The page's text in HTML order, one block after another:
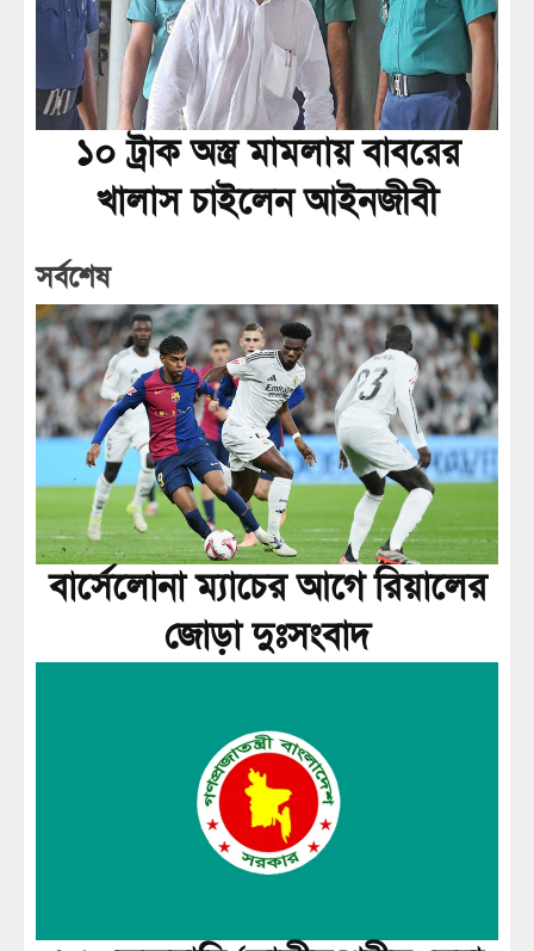
১০ ট্রাক অস্ত্র মামলায় বাবরের
খালাস চাইলেন আইনজীবী
সর্বশেষ
বার্সেলোনা ম্যাচের আগে রিয়ালের
জোড়া দুঃসংবাদ